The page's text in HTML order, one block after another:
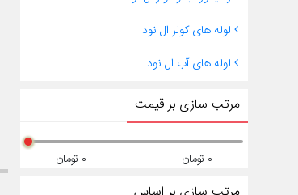
لوله های کولر ال نود
لوله های آب ال نود
مرتب سازی بر قیمت
۰ تومان ۰ تومان